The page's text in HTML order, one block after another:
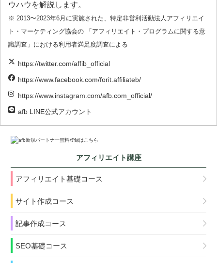
ウハウを解説します。
※ 2013〜2023年6月に実施された、特定非営利活動法人アフィリエイ
ト・マーケティング協会の 「アフィリエイト・プログラムに関する意
識調査」における利用者満足度調査による
https://twitter.com/affib_official
https://www.facebook.com/forit.affiliateb/
https://www.instagram.com/afb.com_official/
afb LINE公式アカウント
アフィリエイト講座
アフィリエイト基礎コース
サイト作成コース
記事作成コース
SEO基礎コース